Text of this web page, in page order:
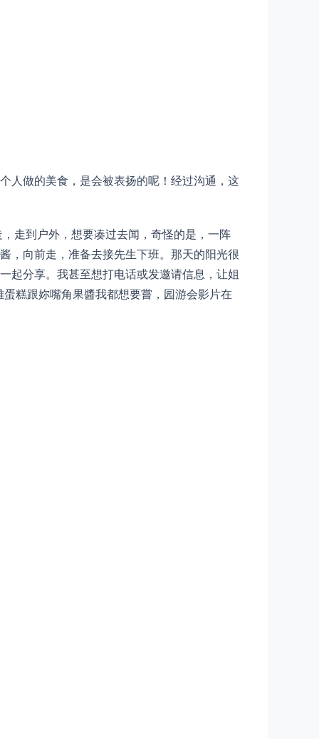
人做的美食，是会被表扬的呢！经过沟通，这
走到户外，想要凑过去闻，奇怪的是，一阵
，向前走，准备去接先生下班。那天的阳光很
起分享。我甚至想打电话或发邀请信息，让姐
糕跟妳嘴角果醬我都想要嘗，园游会影片在